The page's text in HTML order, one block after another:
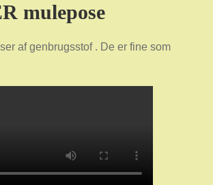
mulepose
af genbrugsstof . De er fine som